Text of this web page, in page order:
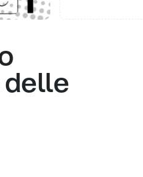
delle